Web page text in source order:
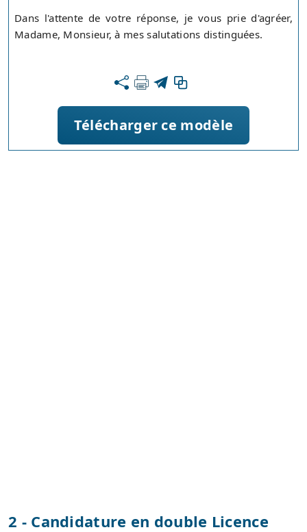
Dans l'attente de votre réponse, je vous prie d'agréer,
Madame, Monsieur, à mes salutations distinguées.
Télécharger ce modèle
2 - Candidature en double Licence